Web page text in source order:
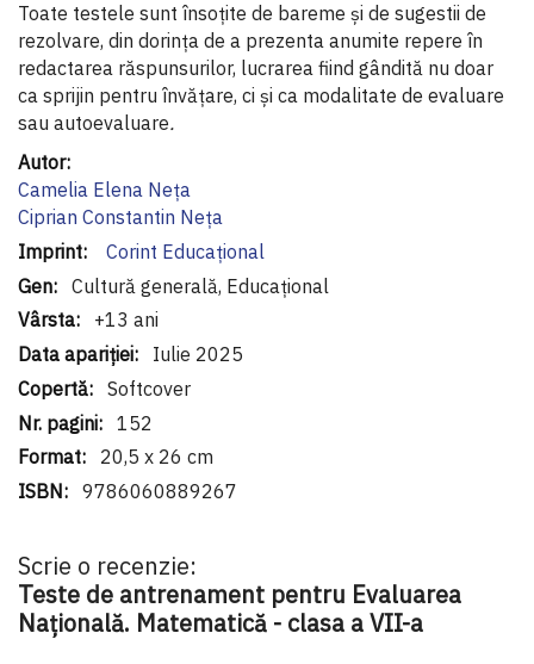
Toate testele sunt însoţite de bareme și de sugestii de
rezolvare, din dorința de a prezenta anumite repere în
redactarea răspunsurilor, lucrarea fiind gândită nu doar
ca sprijin pentru învățare, ci și ca modalitate de evaluare
sau autoevaluare.
Informaţii
suplimentare
Camelia Elena Neța
Ciprian Constantin Neța
Corint Educaţional
Cultură generală, Educațional
+13 ani
Iulie 2025
Softcover
152
20,5 x 26 cm
9786060889267
Scrie o recenzie:
Teste de antrenament pentru Evaluarea
Națională. Matematică - clasa a VII-a